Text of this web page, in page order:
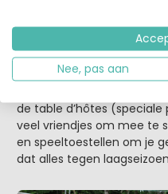
te maken. Ook hier
tijdens de baby- en
week van september. Het
des Jarassesis extra
de table d’hôtes
veel vriendjes om mee te
en speeltoestellen om je
dat alles tegen
Nee, pas aan